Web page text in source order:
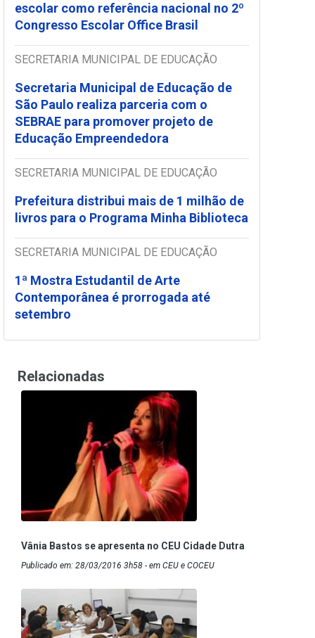
escolar como referência nacional no 2º
Congresso Escolar Office Brasil
SECRETARIA MUNICIPAL DE EDUCAÇÃO
Secretaria Municipal de Educação de
São Paulo realiza parceria com o
SEBRAE para promover projeto de
Educação Empreendedora
SECRETARIA MUNICIPAL DE EDUCAÇÃO
Prefeitura distribui mais de 1 milhão de
livros para o Programa Minha Biblioteca
SECRETARIA MUNICIPAL DE EDUCAÇÃO
1ª Mostra Estudantil de Arte
Contemporânea é prorrogada até
setembro
Relacionadas
Vânia Bastos se apresenta no CEU Cidade Dutra
Publicado em: 28/03/2016 3h58 - em CEU e COCEU